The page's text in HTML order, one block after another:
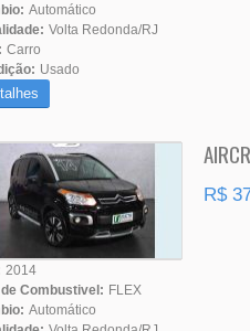
Automático
Volta Redonda/RJ
Carro
Usado
R$
2014
Combustivel: FLEX
Automático